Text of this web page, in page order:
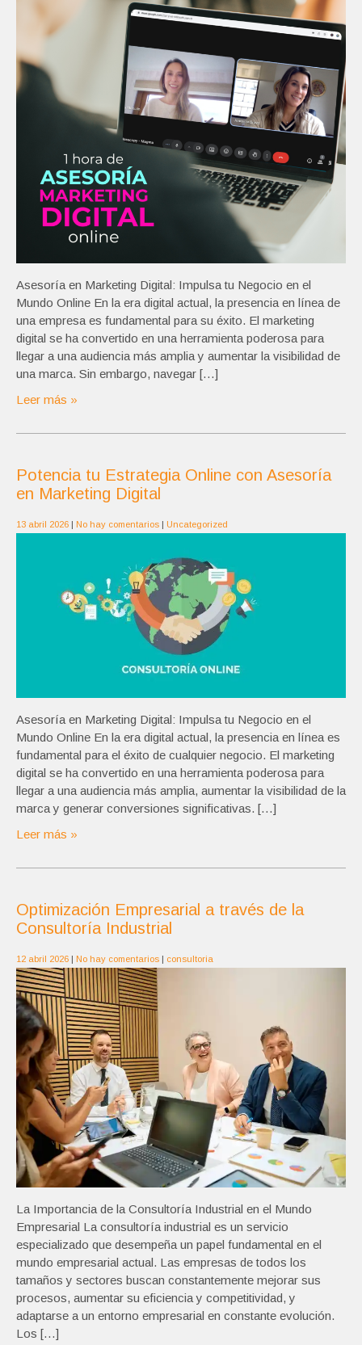
Asesoría en Marketing Digital: Impulsa tu Negocio en el
Mundo Online En la era digital actual, la presencia en línea de
una empresa es fundamental para su éxito. El marketing
digital se ha convertido en una herramienta poderosa para
llegar a una audiencia más amplia y aumentar la visibilidad de
una marca. Sin embargo, navegar […]
Leer más »
Potencia tu Estrategia Online con Asesoría
en Marketing Digital
13 abril 2026 No hay comentarios Uncategorized
Asesoría en Marketing Digital: Impulsa tu Negocio en el
Mundo Online En la era digital actual, la presencia en línea es
fundamental para el éxito de cualquier negocio. El marketing
digital se ha convertido en una herramienta poderosa para
llegar a una audiencia más amplia, aumentar la visibilidad de la
marca y generar conversiones significativas. […]
Leer más »
Optimización Empresarial a través de la
Consultoría Industrial
12 abril 2026 No hay comentarios consultoria
La Importancia de la Consultoría Industrial en el Mundo
Empresarial La consultoría industrial es un servicio
especializado que desempeña un papel fundamental en el
mundo empresarial actual. Las empresas de todos los
tamaños y sectores buscan constantemente mejorar sus
procesos, aumentar su eficiencia y competitividad, y
adaptarse a un entorno empresarial en constante evolución.
Los […]